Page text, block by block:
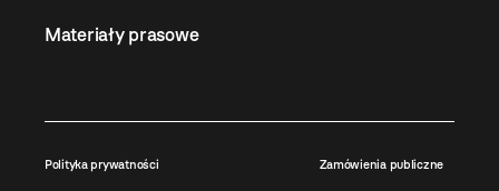
Materiały prasowe
Polityka prywatności Zamówienia publiczne